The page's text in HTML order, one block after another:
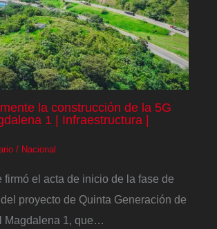
la construcción de la 5G
1 | Infraestructura |
/ Nacional
firmó el acta de inicio de la fase de
proyecto de Quinta Generación de
Magdalena 1, que…